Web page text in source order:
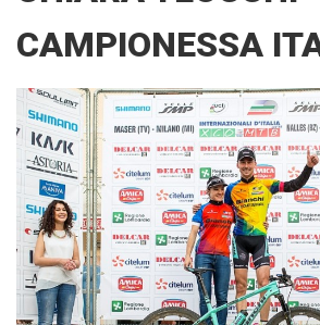
CAMPIONESSA